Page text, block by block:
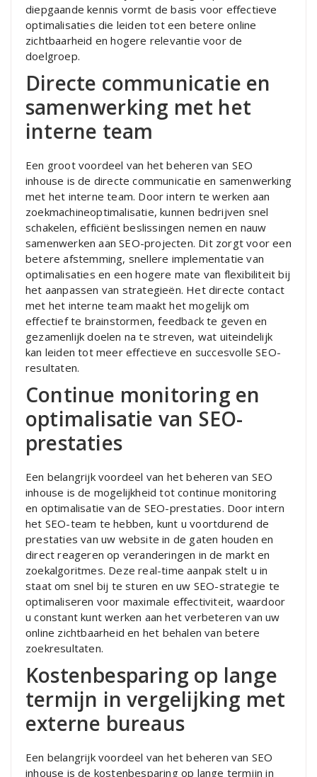
diepgaande kennis vormt de basis voor effectieve
optimalisaties die leiden tot een betere online
zichtbaarheid en hogere relevantie voor de
doelgroep.
Directe communicatie en
samenwerking met het
interne team
Een groot voordeel van het beheren van SEO
inhouse is de directe communicatie en samenwerking
met het interne team. Door intern te werken aan
zoekmachineoptimalisatie, kunnen bedrijven snel
schakelen, efficiënt beslissingen nemen en nauw
samenwerken aan SEO-projecten. Dit zorgt voor een
betere afstemming, snellere implementatie van
optimalisaties en een hogere mate van flexibiliteit bij
het aanpassen van strategieën. Het directe contact
met het interne team maakt het mogelijk om
effectief te brainstormen, feedback te geven en
gezamenlijk doelen na te streven, wat uiteindelijk
kan leiden tot meer effectieve en succesvolle SEO-
resultaten.
Continue monitoring en
optimalisatie van SEO-
prestaties
Een belangrijk voordeel van het beheren van SEO
inhouse is de mogelijkheid tot continue monitoring
en optimalisatie van de SEO-prestaties. Door intern
het SEO-team te hebben, kunt u voortdurend de
prestaties van uw website in de gaten houden en
direct reageren op veranderingen in de markt en
zoekalgoritmes. Deze real-time aanpak stelt u in
staat om snel bij te sturen en uw SEO-strategie te
optimaliseren voor maximale effectiviteit, waardoor
u constant kunt werken aan het verbeteren van uw
online zichtbaarheid en het behalen van betere
zoekresultaten.
Kostenbesparing op lange
termijn in vergelijking met
externe bureaus
Een belangrijk voordeel van het beheren van SEO
inhouse is de kostenbesparing op lange termijn in